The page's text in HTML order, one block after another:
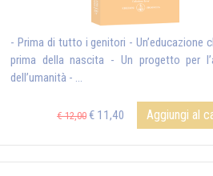
- Prima di tutto i genitori - Un’educazione
prima della nascita - Un progetto per
dell’umanità - ...
€ 12,00 € 11,40 Aggiungi al